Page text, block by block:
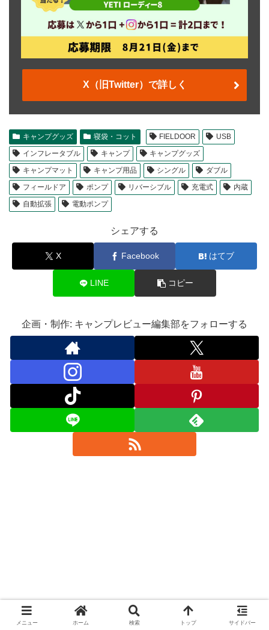
X（旧Twitter）で詳しく
キャンプグッズ 寝袋・コット FIELDOOR
USB
インフレータブル
キャンプ
キャンプグッズ
キャンプマット
キャンプ用品 シングル
ダブル
フィールドア
ポンプ リバーシブル 充電式
内蔵
自動拡張
電動ポンプ
シェアする
X Facebook はてブ
LINE コピー
企画・制作: キャンプレビュー編集部をフォローする
メニュー ホーム 検索 トップ サイドバー